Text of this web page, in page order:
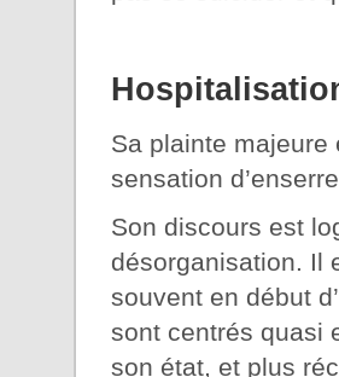
Sa plainte majeure
sensation
Son discours est
désorganisation. Il
souvent en début
sont centrés quasi
son état, et plus